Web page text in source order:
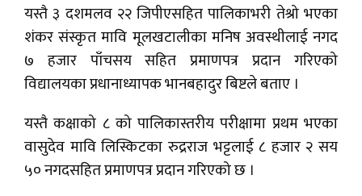
यस्तै ३ दशमलव २२ जिपीएसहित पालिकाभरी तेश्रो भएका
शंकर संस्कृत मावि मूलखटालीका मनिष अवस्थीलाई नगद
७ हजार पाँचसय सहित प्रमाणपत्र प्रदान गरिएको
विद्यालयका प्रधानाध्यापक भानबहादुर बिष्टले बताए ।
यस्तै कक्षाको ८ को पालिकास्तरीय परीक्षामा प्रथम भएका
वासुदेव मावि लिस्किटका रुद्रराज भट्टलाई ८ हजार २ सय
५० नगदसहित प्रमाणपत्र प्रदान गरिएको छ ।